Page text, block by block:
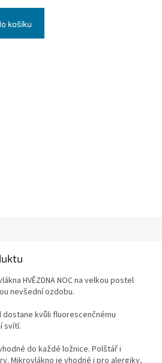
košíku
HVĚZDNA NOC na velkou postel
nevšední ozdobu.
kvůli fluorescenčnému
svítí.
do každé ložnice. Polštář i